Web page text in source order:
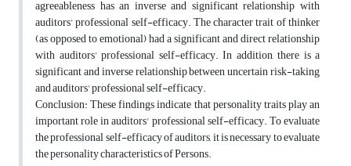
agreeableness has an inverse and significant relationship with
auditors' professional self-efficacy. The character trait of thinker
(as opposed to emotional) had a significant and direct relationship
with auditors' professional self-efficacy. In addition, there is a
significant and inverse relationship between uncertain risk-taking
and auditors' professional self-efficacy.
Conclusion: These findings indicate that personality traits play an
important role in auditors' professional self-efficacy. To evaluate
the professional self-efficacy of auditors, it is necessary to evaluate
the personality characteristics of Persons.